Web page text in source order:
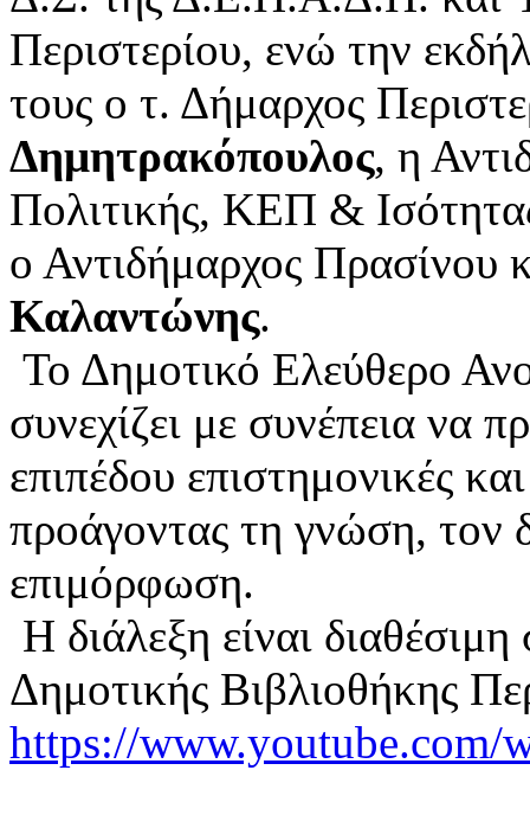
Περιστερίου, ενώ την
τους ο τ. Δήμαρχος
Δημητρακόπουλος, η
Πολιτικής, ΚΕΠ &
ο Αντιδήμαρχος Πρασίνου
Καλαντώνης.
Το Δημοτικό Ελεύθερο
συνεχίζει με συνέπεια να
επιπέδου επιστημονικές
προάγοντας τη γνώση, τον
επιμόρφωση.
Η διάλεξη είναι
Δημοτικής Βιβλιοθήκης
https://www.youtube.com/